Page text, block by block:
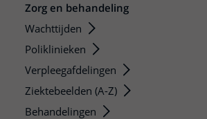
Zorg en behandeling
Wachttijden
Poliklinieken
Verpleegafdelingen
Ziektebeelden (A-Z)
Behandelingen